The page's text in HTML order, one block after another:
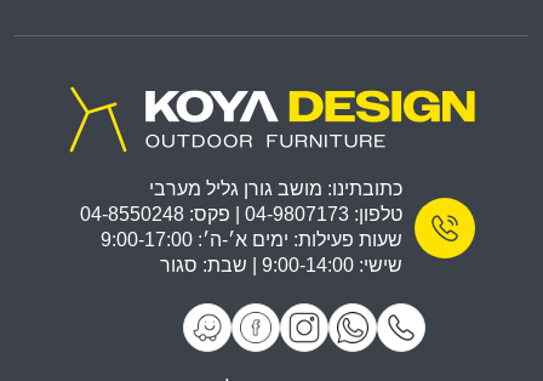
כתובתינו: מושב גורן גליל מערבי
טלפון: 04-9807173 | פקס: 04-8550248
שעות פעילות: ימים א׳-ה׳: 9:00-17:00
שישי: 9:00-14:00 | שבת: סגור